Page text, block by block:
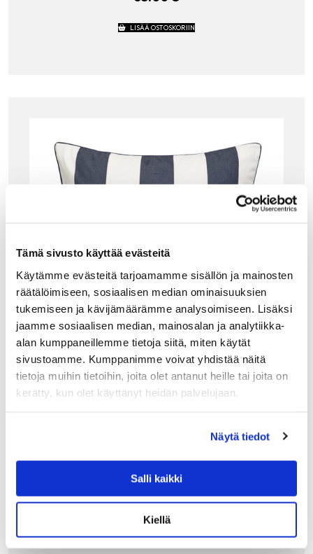
Tämä sivusto käyttää evästeitä
Käytämme evästeitä tarjoamamme sisällön ja mainosten
räätälöimiseen, sosiaalisen median ominaisuuksien
tukemiseen ja kävijämäärämme analysoimiseen. Lisäksi
jaamme sosiaalisen median, mainosalan ja analytiikka-
alan kumppaneillemme tietoja siitä, miten käytät
sivustoamme. Kumppanimme voivat yhdistää näitä
tietoja muihin tietoihin, joita olet antanut heille tai joita on
kerätty, kun olet käyttänyt heidän palvelujaan.
Näytä tiedot
Salli kaikki
Kiellä
LISÄÄ OSTOSKORIIN
GANT YACHT STRIPE TYYNYNPÄÄLLINEN, M
Gantin Yacht stripe tyynynpäällinen sopii täydellisesti
sisutukseen! Kangas on kudottu laadukkaasta puuvillasta.
Tyynynpäällisen vetoketju on ommeltu piiloon alasaumaan
ja…
69.00€
LISÄÄ OSTOSKORIIN